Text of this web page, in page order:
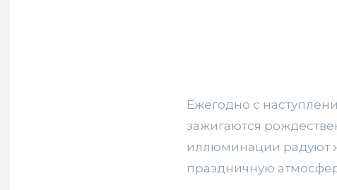
Ежегодно с
зажигаются
иллюминации радуют
праздничную